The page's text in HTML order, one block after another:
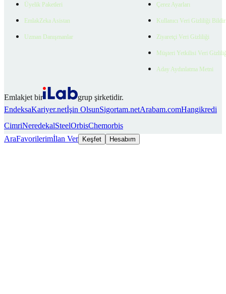
Üyelik Paketleri
EmlakZeka Asistan
Uzman Danışmanlar
Çerez Ayarları
Kullanıcı Veri Gizliliği
Ziyaretçi Veri Gizliliği
Müşteri Yetkilisi Veri
Aday Aydınlatma Metni
Emlakjet bir
grup şirketidir.
EndeksaKariyer.netİşin OlsunSigortam.netArabam.comHangikredi
CimriNeredekalSteelOrbisChemorbis
AraFavorilerimİlan Ver Keşfet Hesabım